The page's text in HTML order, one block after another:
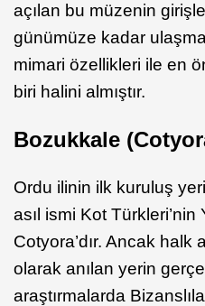
açılan bu müzenin
günümüze kadar
mimari özellikleri ile en
biri halini almıştır.
Bozukkale
Ordu ilinin ilk kuruluş
asıl ismi Kot Türkleri’nin
Cotyora’dır. Ancak halk
olarak anılan yerin
araştırmalarda